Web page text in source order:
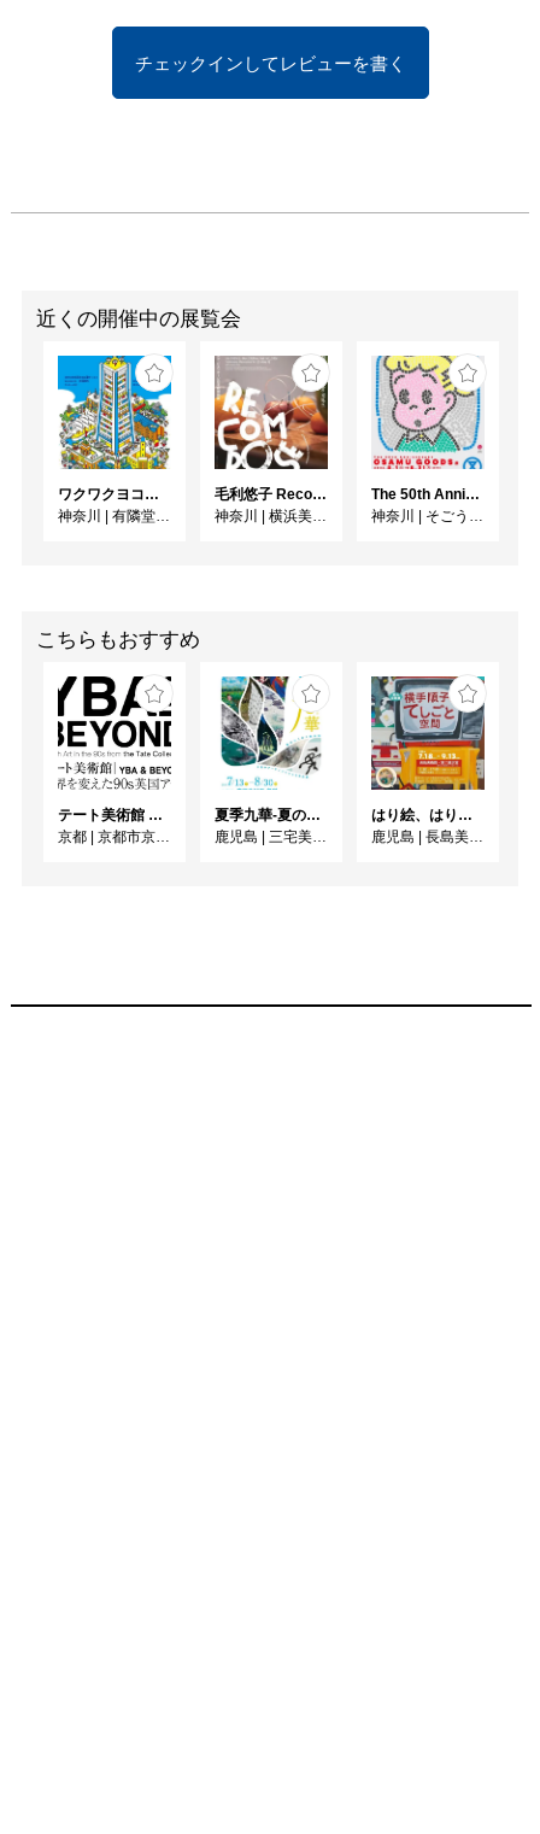
チェックインしてレビューを書く
近くの開催中の展覧会
ワクワクヨコハマ
神奈川
有隣堂GALLERY
毛利悠子 Recompose ー 第60回ヴェネチア・ビエンナーレ日本館帰国展
神奈川
横浜美術館
The 50th Anniversary OSAMU GOODS 展
神奈川
そごう美術館
こちらもおすすめ
テート美術館 ― YBA & BEYOND 世界を変えた90s英国アート
京都
京都市京セラ美術館
夏季九華-夏のわくわく散歩道
鹿児島
三宅美術館
はり絵、はり子と消しゴムはんこ 横手順子のてしごと空間
鹿児島
長島美術館